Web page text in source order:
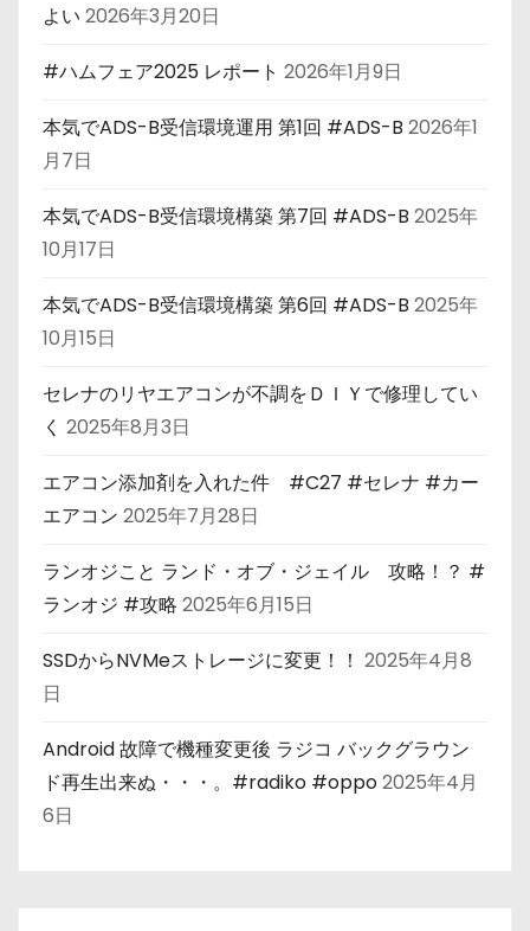
よい 2026年3月20日
#ハムフェア2025 レポート 2026年1月9日
本気でADS-B受信環境運用 第1回 #ADS-B 2026年1
月7日
本気でADS-B受信環境構築 第7回 #ADS-B 2025年
10月17日
本気でADS-B受信環境構築 第6回 #ADS-B 2025年
10月15日
セレナのリヤエアコンが不調をＤＩＹで修理してい
く 2025年8月3日
エアコン添加剤を入れた件 #C27 #セレナ #カー
エアコン 2025年7月28日
ランオジこと ランド・オブ・ジェイル 攻略！？ #
ランオジ #攻略 2025年6月15日
SSDからNVMeストレージに変更！！ 2025年4月8
日
Android 故障で機種変更後 ラジコ バックグラウン
ド再生出来ぬ・・・。#radiko #oppo2025年4月
6日